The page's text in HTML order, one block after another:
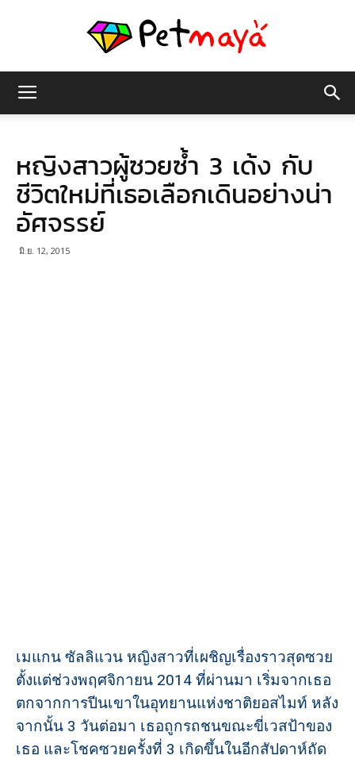
มายา
หญิงสาวผู้ซวยซ้ำ 3 เด้ง กับ
ชีวิตใหม่ที่เธอเลือกเดินอย่างน่า
อัศจรรย์
มิ.ย. 12, 2015
เมแกน ซัลลิแวน หญิงสาวที่เผชิญเรื่องราวสุดซวย
ตั้งแต่ช่วงพฤศจิกายน 2014 ที่ผ่านมา เริ่มจากเธอ
ตกจากการปีนเขาในอุทยานแห่งชาติยอสไมท์ หลัง
จากนั้น 3 วันต่อมา เธอถูกรถชนขณะขี่เวสป้าของ
เธอ และโชคซวยครั้งที่ 3 เกิดขึ้นในอีกสัปดาห์ถัด